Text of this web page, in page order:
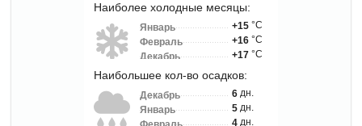
Наиболее холодные месяцы:
Январь +15°C
Февраль
+16°C
Декабрь
+17°C
Наибольшее кол-во осадков:
Декабрь 6дн.
Январь
5дн.
4дн.